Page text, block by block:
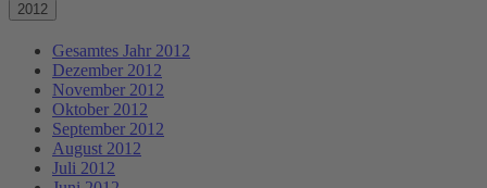
2012
Gesamtes Jahr 2012
Dezember 2012
November 2012
Oktober 2012
September 2012
August 2012
Juli 2012